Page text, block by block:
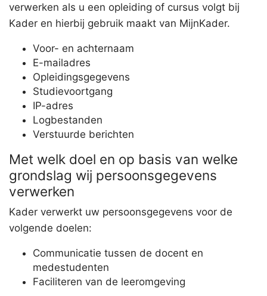
verwerken als u een opleiding of cursus volgt bij
Kader en hierbij gebruik maakt van MijnKader.
Voor- en achternaam
E-mailadres
Opleidingsgegevens
Studievoortgang
IP-adres
Logbestanden
Verstuurde berichten
Met welk doel en op basis van welke
grondslag wij persoonsgegevens
verwerken
Kader verwerkt uw persoonsgegevens voor de
volgende doelen:
Communicatie tussen de docent en
medestudenten
Faciliteren van de leeromgeving